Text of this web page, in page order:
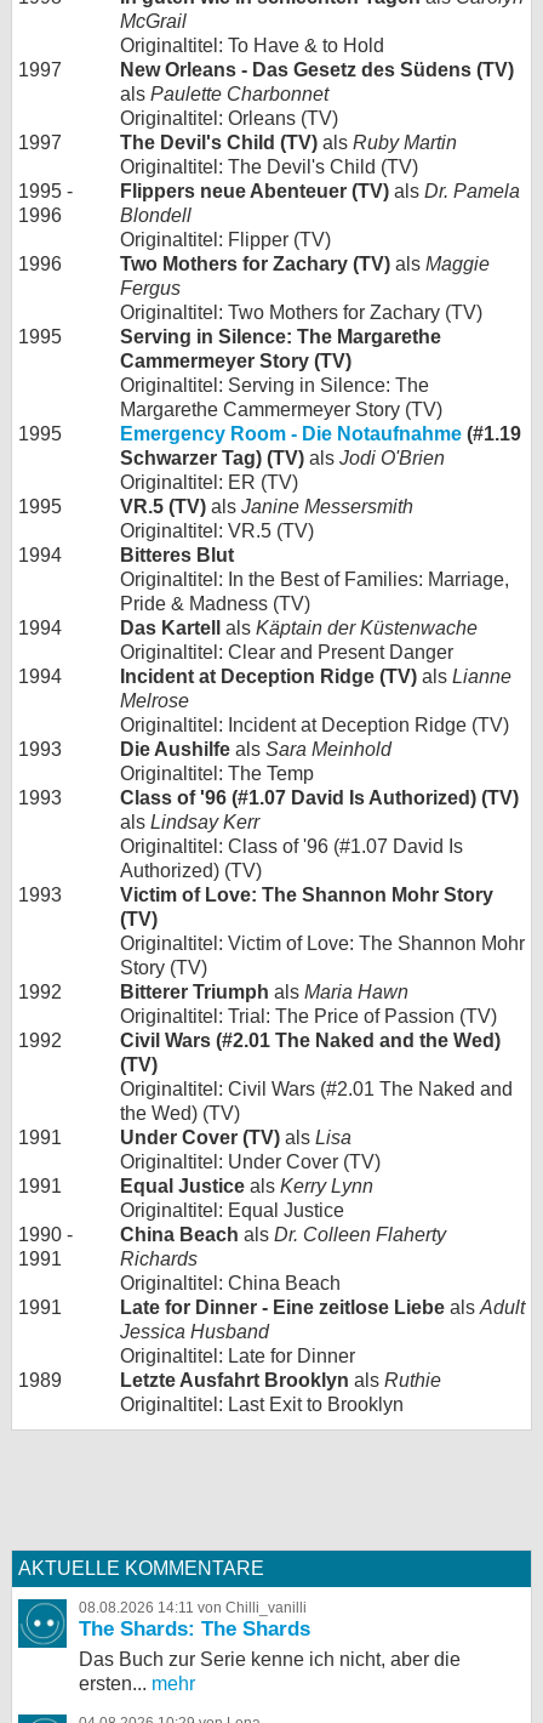
McGrail
Originaltitel: To Have & to Hold
1997
New Orleans - Das Gesetz des Südens (TV)
als Paulette Charbonnet
Originaltitel: Orleans (TV)
1997
The Devil's Child (TV) als Ruby Martin
Originaltitel: The Devil's Child (TV)
1995 -
1996
Flippers neue Abenteuer (TV) als Dr. Pamela
Blondell
Originaltitel: Flipper (TV)
1996
Two Mothers for Zachary (TV) als Maggie
Fergus
Originaltitel: Two Mothers for Zachary (TV)
1995
Serving in Silence: The Margarethe
Cammermeyer Story (TV)
Originaltitel: Serving in Silence: The
Margarethe Cammermeyer Story (TV)
1995
Emergency Room - Die Notaufnahme (#1.19
Schwarzer Tag) (TV) als Jodi O'Brien
Originaltitel: ER (TV)
1995
VR.5 (TV) als Janine Messersmith
Originaltitel: VR.5 (TV)
1994
Bitteres Blut
Originaltitel: In the Best of Families: Marriage,
Pride & Madness (TV)
1994
Das Kartell als Käptain der Küstenwache
Originaltitel: Clear and Present Danger
1994
Incident at Deception Ridge (TV) als Lianne
Melrose
Originaltitel: Incident at Deception Ridge (TV)
1993
Die Aushilfe als Sara Meinhold
Originaltitel: The Temp
1993
Class of '96 (#1.07 David Is Authorized) (TV)
als Lindsay Kerr
Originaltitel: Class of '96 (#1.07 David Is
Authorized) (TV)
1993
Victim of Love: The Shannon Mohr Story
(TV)
Originaltitel: Victim of Love: The Shannon Mohr
Story (TV)
1992
Bitterer Triumph als Maria Hawn
Originaltitel: Trial: The Price of Passion (TV)
1992
Civil Wars (#2.01 The Naked and the Wed)
(TV)
Originaltitel: Civil Wars (#2.01 The Naked and
the Wed) (TV)
1991
Under Cover (TV) als Lisa
Originaltitel: Under Cover (TV)
1991
Equal Justice als Kerry Lynn
Originaltitel: Equal Justice
1990 -
1991
China Beach als Dr. Colleen Flaherty
Richards
Originaltitel: China Beach
1991
Late for Dinner - Eine zeitlose Liebe als Adult
Jessica Husband
Originaltitel: Late for Dinner
1989
Letzte Ausfahrt Brooklyn als Ruthie
Originaltitel: Last Exit to Brooklyn
AKTUELLE KOMMENTARE
08.08.2026 14:11 von Chilli_vanilli
The Shards: The Shards
Das Buch zur Serie kenne ich nicht, aber die
ersten... mehr